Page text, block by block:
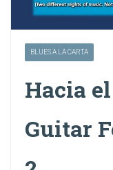
BLUES A LA CARTA
Hacia
Guitar